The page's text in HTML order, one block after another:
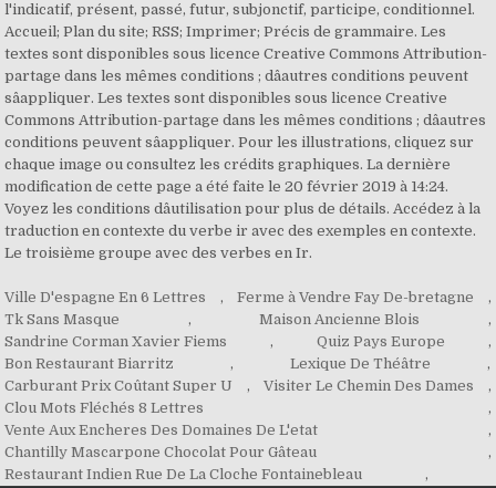
l'indicatif, présent, passé, futur, subjonctif, participe, conditionnel.
Accueil; Plan du site; RSS; Imprimer; Précis de grammaire. Les
textes sont disponibles sous licence Creative Commons Attribution-
partage dans les mêmes conditions ; dâautres conditions peuvent
sâappliquer. Les textes sont disponibles sous licence Creative
Commons Attribution-partage dans les mêmes conditions ; dâautres
conditions peuvent sâappliquer. Pour les illustrations, cliquez sur
chaque image ou consultez les crédits graphiques. La dernière
modification de cette page a été faite le 20 février 2019 à 14:24.
Voyez les conditions dâutilisation pour plus de détails. Accédez à la
traduction en contexte du verbe ir avec des exemples en contexte.
Le troisième groupe avec des verbes en Ir.
Ville D'espagne En 6 Lettres , Ferme à Vendre Fay De-bretagne
,
Tk Sans Masque
, Maison Ancienne Blois
,
Sandrine Corman Xavier Fiems
, Quiz Pays Europe
,
Bon Restaurant Biarritz
, Lexique De Théâtre
,
Carburant Prix Coûtant Super U
, Visiter Le Chemin Des Dames
,
Clou Mots Fléchés 8 Lettres
,
Vente Aux Encheres Des Domaines De L'etat
,
Chantilly Mascarpone Chocolat Pour Gâteau
,
Restaurant Indien Rue De La Cloche Fontainebleau
,